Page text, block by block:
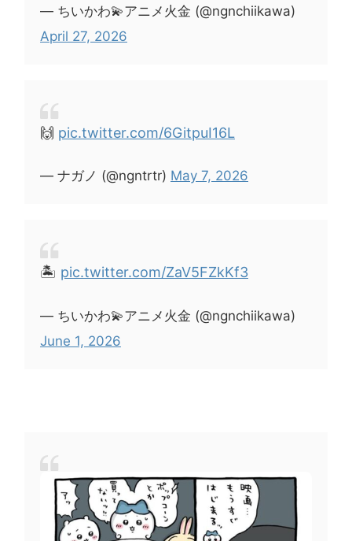
— ちいかわ💫アニメ火金 (@ngnchiikawa)
April 27, 2026
🙌 pic.twitter.com/6GitpuI16L
— ナガノ (@ngntrtr) May 7, 2026
🏝 pic.twitter.com/ZaV5FZkKf3
— ちいかわ💫アニメ火金 (@ngnchiikawa)
June 1, 2026